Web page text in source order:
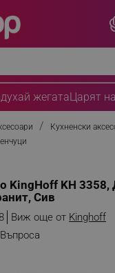
жегатаЦарят
Кухненски
KingHoff KH
Сив
Виж още от Kinghoff